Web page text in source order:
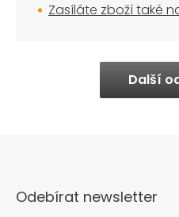
Zasíláte zboží také
Další
Odebírat newsletter